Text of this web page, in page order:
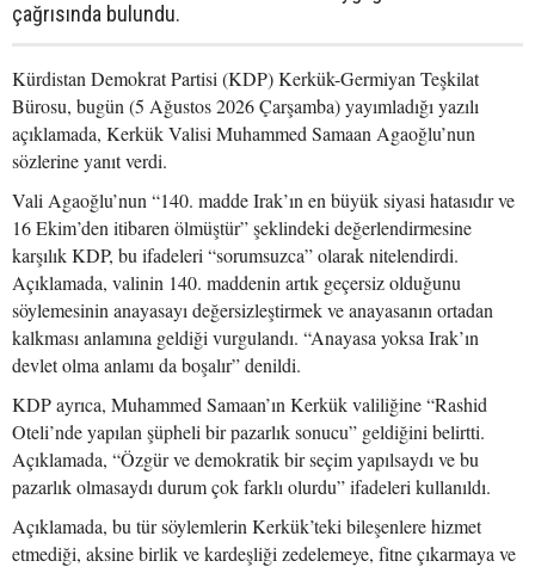
çağrısında bulundu.
Kürdistan Demokrat Partisi (KDP) Kerkük-Germiyan Teşkilat
Bürosu, bugün (5 Ağustos 2026 Çarşamba) yayımladığı yazılı
açıklamada, Kerkük Valisi Muhammed Samaan Agaoğlu’nun
sözlerine yanıt verdi.
Vali Agaoğlu’nun “140. madde Irak’ın en büyük siyasi hatasıdır ve
16 Ekim’den itibaren ölmüştür” şeklindeki değerlendirmesine
karşılık KDP, bu ifadeleri “sorumsuzca” olarak nitelendirdi.
Açıklamada, valinin 140. maddenin artık geçersiz olduğunu
söylemesinin anayasayı değersizleştirmek ve anayasanın ortadan
kalkması anlamına geldiği vurgulandı. “Anayasa yoksa Irak’ın
devlet olma anlamı da boşalır” denildi.
KDP ayrıca, Muhammed Samaan’ın Kerkük valiliğine “Rashid
Oteli’nde yapılan şüpheli bir pazarlık sonucu” geldiğini belirtti.
Açıklamada, “Özgür ve demokratik bir seçim yapılsaydı ve bu
pazarlık olmasaydı durum çok farklı olurdu” ifadeleri kullanıldı.
Açıklamada, bu tür söylemlerin Kerkük’teki bileşenlere hizmet
etmediği, aksine birlik ve kardeşliği zedelemeye, fitne çıkarmaya ve